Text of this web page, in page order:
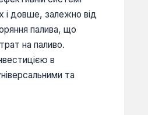
і довше, залежно від
палива, що
на паливо.
в
та